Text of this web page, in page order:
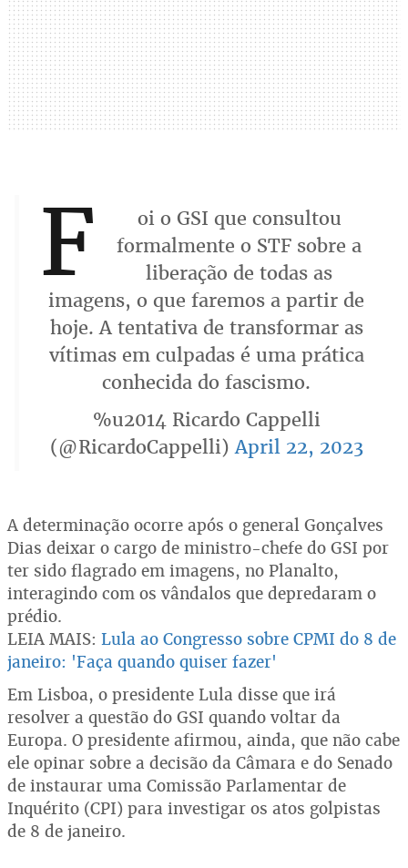
F
oi o GSI que consultou
formalmente o STF sobre a
liberação de todas as
imagens, o que faremos a partir de
hoje. A tentativa de transformar as
vítimas em culpadas é uma prática
conhecida do fascismo.
%u2014 Ricardo Cappelli
(@RicardoCappelli)April 22, 2023
A determinação ocorre após o general Gonçalves
Dias deixar o cargo de ministro-chefe do GSI por
ter sido flagrado em imagens, no Planalto,
interagindo com os vândalos que depredaram o
prédio.
LEIA MAIS: Lula ao Congresso sobre CPMI do 8 de
janeiro: 'Faça quando quiser fazer'
Em Lisboa, o presidente Lula disse que irá
resolver a questão do GSI quando voltar da
Europa. O presidente afirmou, ainda, que não cabe
ele opinar sobre a decisão da Câmara e do Senado
de instaurar uma Comissão Parlamentar de
Inquérito (CPI) para investigar os atos golpistas
de 8 de janeiro.